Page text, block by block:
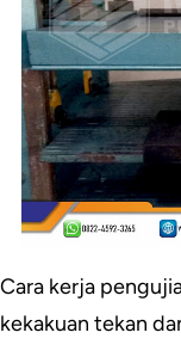
Cara kerja
kekakuan tekan